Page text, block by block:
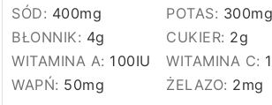
SÓD: 400mg POTAS: 300mg
BŁONNIK: 4g CUKIER: 2g
WITAMINA A: 100IU WITAMINA C:
WAPŃ: 50mg ŻELAZO: 2mg